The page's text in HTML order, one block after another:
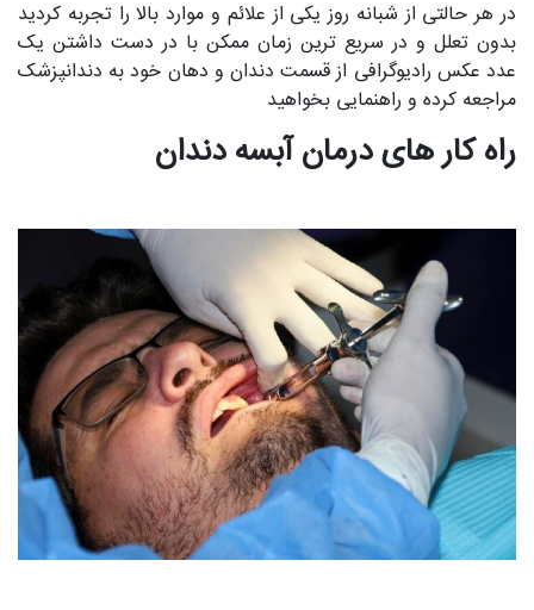
در هر حالتی از شبانه روز یکی از علائم و موارد بالا را تجربه کردید
بدون تعلل و در سریع ترین زمان ممکن با در دست داشتن یک
عدد عکس رادیوگرافی از قسمت دندان و دهان خود به دندانپزشک
مراجعه کرده و راهنمایی بخواهید
راه کار های درمان آبسه دندان